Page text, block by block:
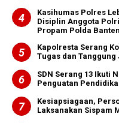
Kasihumas Polres
Disiplin Anggota
Propam Polda Banten
Kapolresta Serang
Tugas dan
SDN Serang 13 Ikuti
Penguatan
Kesiapsiagaan,
Laksanakan Sispam